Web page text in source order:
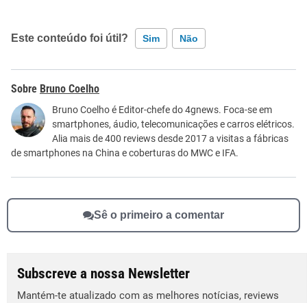
Este conteúdo foi útil? Sim Não
Este conteúdo não tem a informação que procuro
Outro
Bruno Coelho
Bruno Coelho é Editor-chefe do 4gnews. Foca-se em
smartphones, áudio, telecomunicações e carros elétricos.
Alia mais de 400 reviews desde 2017 a visitas a fábricas
de smartphones na China e coberturas do MWC e IFA.
Sê o primeiro a comentar
Subscreve a nossa Newsletter
Mantém-te atualizado com as melhores notícias, reviews